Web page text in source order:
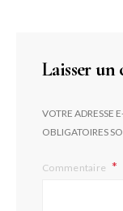
Laisser un
VOTRE ADRESSE
OBLIGATOIRES
Commentaire